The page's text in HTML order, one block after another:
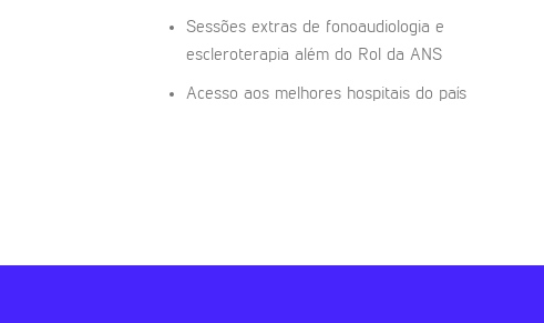
Sessões extras de fonoaudiologia e
escleroterapia além do Rol da ANS
Acesso aos melhores hospitais do país